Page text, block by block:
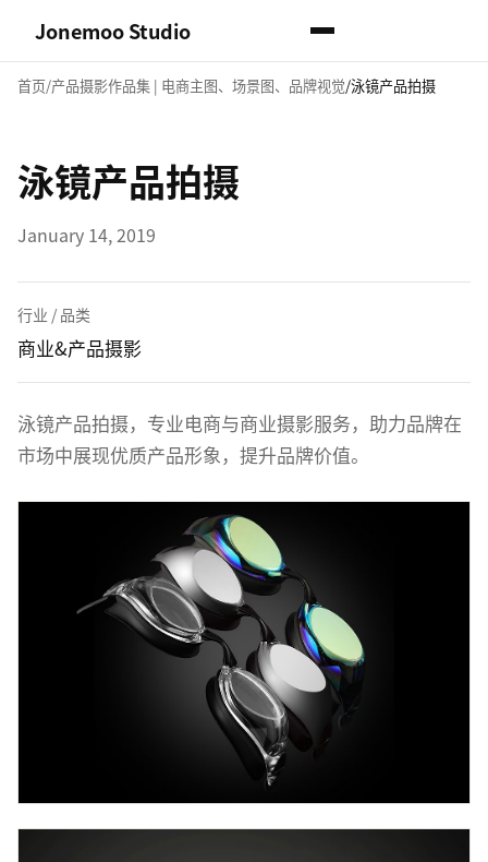
Jonemoo Studio
首页 产品摄影作品集 | 电商主图、场景图、品牌视觉 泳镜产品拍摄
泳镜产品拍摄
January 14, 2019
行业 / 品类
商业&产品摄影
泳镜产品拍摄，专业电商与商业摄影服务，助力品牌在
市场中展现优质产品形象，提升品牌价值。